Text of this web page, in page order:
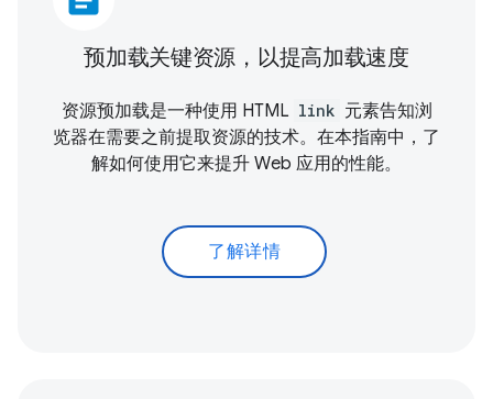
预加载关键资源，以提高加载速度
资源预加载是一种使用 HTML link 元素告知浏
览器在需要之前提取资源的技术。在本指南中，了
解如何使用它来提升 Web 应用的性能。
了解详情